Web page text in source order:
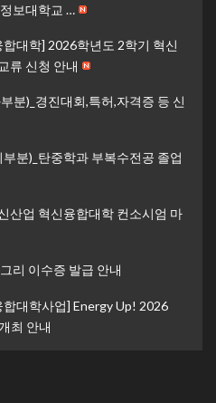
보대학교 …
대학] 2026학년도 2학기 혁신
류 신청 안내
분)_경진대회,특허,자격증 등 신
분)_탄중학과 부복수전공 졸업
산업 혁신융합대학 컨소시엄 마
리 이수증 발급 안내
대학사업] Energy Up! 2026
최 안내